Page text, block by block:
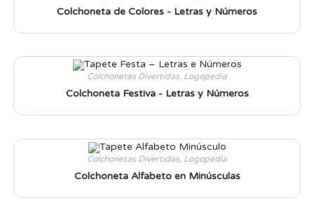
Colchoneta de Colores - Letras y Números
Colchonetas Divertidas, Logopedia
Colchoneta Festiva - Letras y Números
Colchonetas Divertidas, Logopedia
Colchoneta Alfabeto en Minúsculas